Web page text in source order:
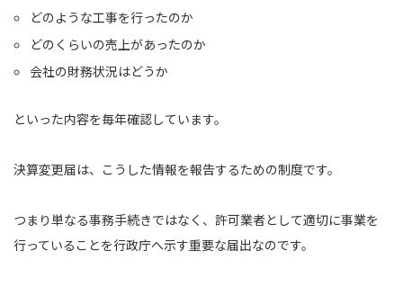
どのような工事を行ったのか
どのくらいの売上があったのか
会社の財務状況はどうか
といった内容を毎年確認しています。
決算変更届は、こうした情報を報告するための制度です。
つまり単なる事務手続きではなく、許可業者として適切に事業を
行っていることを行政庁へ示す重要な届出なのです。